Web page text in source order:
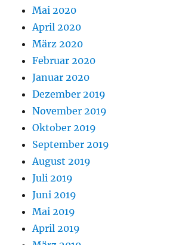
Mai 2020
April 2020
März 2020
Februar 2020
Januar 2020
Dezember 2019
November 2019
Oktober 2019
September 2019
August 2019
Juli 2019
Juni 2019
Mai 2019
April 2019